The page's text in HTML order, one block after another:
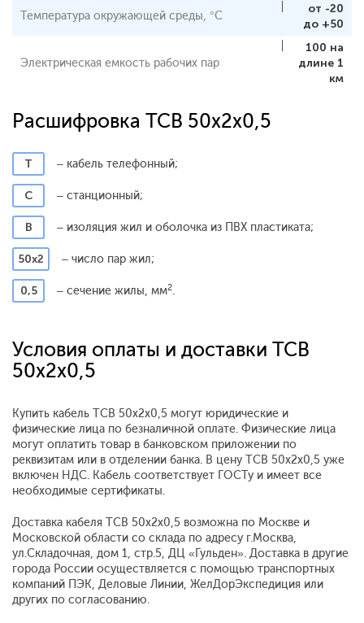
Температура окружающей среды, °С
от -20
до +50
Электрическая емкость рабочих пар
100 на
длине 1
км
Расшифровка ТСВ 50x2x0,5
Т – кабель телефонный;
С – станционный;
В – изоляция жил и оболочка из ПВХ пластиката;
50х2 – число пар жил;
0,5 – сечение жилы, мм2.
Условия оплаты и доставки ТСВ
50x2x0,5
Купить кабель ТСВ 50x2x0,5 могут юридические и
физические лица по безналичной оплате. Физические лица
могут оплатить товар в банковском приложении по
реквизитам или в отделении банка. В цену ТСВ 50x2x0,5 уже
включен НДС. Кабель соответствует ГОСТу и имеет все
необходимые сертификаты.
Доставка кабеля ТСВ 50x2x0,5 возможна по Москве и
Московской области со склада по адресу г.Москва,
ул.Складочная, дом 1, стр.5, ДЦ «Гульден». Доставка в другие
города России осуществляется с помощью транспортных
компаний ПЭК, Деловые Линии, ЖелДорЭкспедиция или
других по согласованию.